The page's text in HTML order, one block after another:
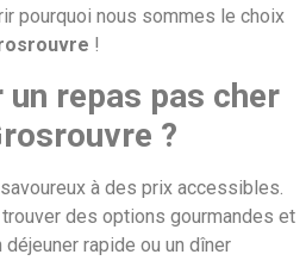
pourquoi nous sommes le choix
!
un repas pas cher
?
à des prix accessibles.
des options gourmandes et
rapide ou un dîner